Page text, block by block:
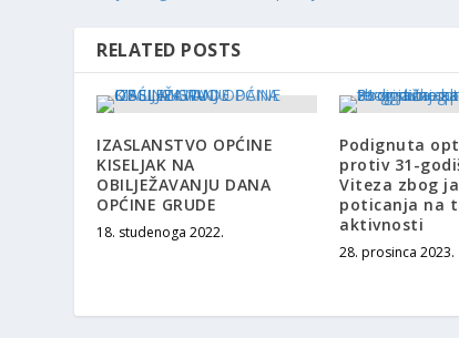
RELATED POSTS
IZASLANSTVO OPĆINE
KISELJAK NA
OBILJEŽAVANJU DANA
OPĆINE GRUDE
18. studenoga 2022.
Podignuta
protiv 31-
Viteza zbog
poticanja na
aktivnosti
28. prosinca 2023.